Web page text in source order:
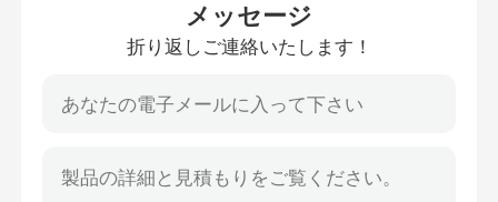
高温エア フィルター
プリーツをつけられたエア フィルター
空気清浄器フィルター
メッセージ
折り返しご連絡いたします！